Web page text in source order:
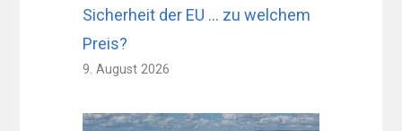
Sicherheit der EU … zu welchem ​​
Preis?
9. August 2026